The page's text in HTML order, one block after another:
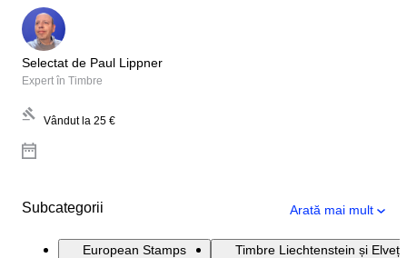
Selectat de Paul Lippner
Expert în Timbre
Vândut la 25 €
Subcategorii Arată mai mult
European Stamps Timbre Liechtenstein și